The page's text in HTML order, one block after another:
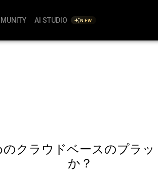
AI STUDIO NEW
のクラウドベースのプラ
か？